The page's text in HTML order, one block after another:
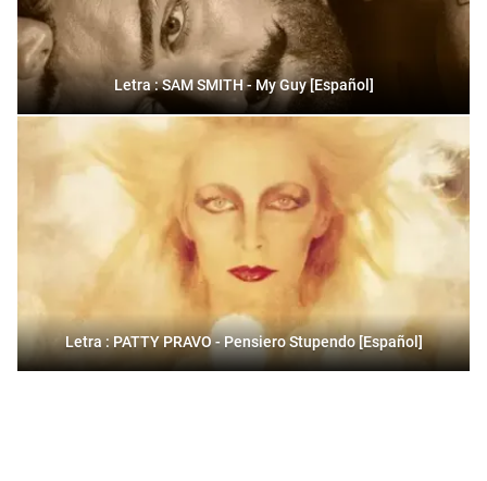
Letra : SAM SMITH - My Guy [Español]
Letra : PATTY PRAVO - Pensiero Stupendo [Español]